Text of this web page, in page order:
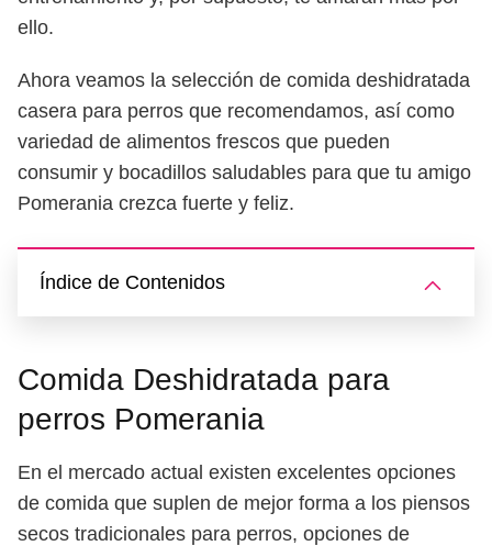
ello.
Ahora veamos la selección de comida deshidratada
casera para perros que recomendamos, así como
variedad de alimentos frescos que pueden
consumir y bocadillos saludables para que tu amigo
Pomerania crezca fuerte y feliz.
Índice de Contenidos
Comida Deshidratada para
perros Pomerania
En el mercado actual existen excelentes opciones
de comida que suplen de mejor forma a los piensos
secos tradicionales para perros, opciones de